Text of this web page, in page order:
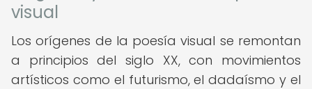
visual
Los orígenes de la poesía visual se remontan
a principios del siglo XX, con movimientos
artísticos como el futurismo, el dadaísmo y el